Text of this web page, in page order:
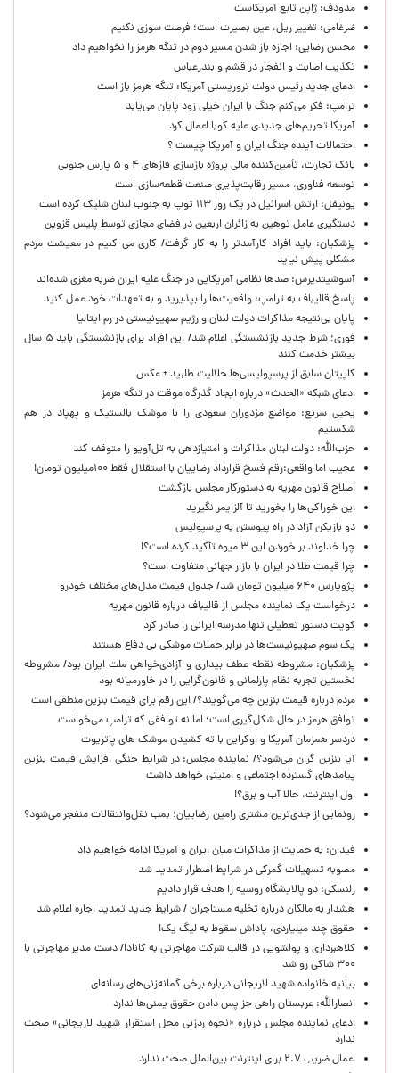
مدودف: ژاپن تابع آمریکاست
ضرغامی: تغییر ریل، عین بصیرت است؛ فرصت سوزی نکنیم
محسن رضایی: اجازه باز شدن مسیر دوم در تنگه هرمز را نخواهیم داد
تکذیب اصابت و انفجار در قشم و بندرعباس
ادعای جدید رئیس دولت تروریستی آمریکا: تنگه هرمز باز است
ترامپ: فکر می‌کنم جنگ با ایران خیلی زود پایان می‌یابد
آمریکا تحریم‌های جدیدی علیه کوبا اعمال کرد
احتمالات آینده جنگ ایران و آمریکا چیست ؟
بانک تجارت، تأمین‌کننده مالی پروژه بازسازی فازهای ۴ و ۵ پارس جنوبی
توسعه فناوری، مسیر رقابت‌پذیری صنعت قطعه‌سازی است
یونیفل: ارتش اسرائیل در یک روز ۱۱۳ توپ به جنوب لبنان شلیک کرده است
دستگیری عامل توهین به زائران اربعین در فضای مجازی توسط پلیس قزوین
پزشکیان: باید افراد کارآمدتر را به کار گرفت/ کاری می کنیم در معیشت مردم
مشکلی پیش نیاید
آسوشیتدپرس: صدها نظامی آمریکایی در جنگ علیه ایران ضربه مغزی شده‌اند
پاسخ قالیباف به ترامپ: واقعیت‌ها را بپذیرید و به تعهدات خود عمل کنید
پایان بی‌نتیجه مذاکرات دولت لبنان و رژیم صهیونیستی در رم ایتالیا
فوری؛ شرط جدید بازنشستگی اعلام شد/ این افراد برای بازنشستگی باید ۵ سال
بیشتر خدمت کنند
کاپیتان سابق از پرسپولیسی‌ها حلالیت طلبید + عکس
ادعای شبکه «الحدث» درباره ایجاد گذرگاه موقت در تنگه هرمز
یحیی سریع: مواضع مزدوران سعودی را با موشک بالستیک و پهپاد در هم
شکستیم
حزب‌الله: دولت لبنان مذاکرات و امتیازدهی به تل‌آویو را متوقف کند
عجیب اما واقعی:رقم فسخ قرارداد رضاییان با استقلال فقط ۱۰۰میلیون تومان!
اصلاح قانون مهریه به دستورکار مجلس بازگشت
این خوراکی‌ها را بخورید تا آلزایمر نگیرید
دو بازیکن آزاد در راه پیوستن به پرسپولیس
چرا خداوند بر خوردن این ۳ میوه تأکید کرده است؟!
چرا قیمت طلا در ایران با بازار جهانی متفاوت است؟
پژوپارس ۶۴۰ میلیون تومان شد/ جدول قیمت مدل‌های مختلف خودرو
درخواست یک نماینده مجلس از قالیباف درباره قانون مهریه
کویت دستور تعطیلی تنها مدرسه ایرانی را صادر کرد
یک‌ سوم صهیونیست‌ها در برابر حملات موشکی بی دفاع هستند
پزشکیان: مشروطه نقطه عطف بیداری و آزادی‌خواهی ملت ایران بود/ مشروطه
نخستین تجربه نظام پارلمانی و قانون‌گرایی را در خاورمیانه بود
مردم درباره قیمت بنزین چه می‌گویند؟/ این رقم برای قیمت بنزین منطقی است
توافق هرمز در حال شکل‌گیری است؛ اما نه توافقی که ترامپ می‌خواست
دردسر همزمان آمریکا و اوکراین با ته کشیدن موشک های پاتریوت
آیا بنزین گران می‌شود؟/ نماینده مجلس: در شرایط جنگی افزایش قیمت بنزین
پیامدهای گسترده اجتماعی و امنیتی خواهد داشت
اول اینترنت، حالا آب و برق؟!
رونمایی از جدی‌ترین مشتری رامین رضاییان؛ بمب نقل‌وانتقالات منفجر می‌شود؟
فیدان: به حمایت از مذاکرات میان ایران و آمریکا ادامه خواهیم داد
مصوبه تسهیلات گمرکی در شرایط اضطرار تمدید شد
زلنسکی: دو پالایشگاه روسیه را هدف قرار دادیم
هشدار به مالکان درباره تخلیه مستاجران / شرایط جدید تمدید اجاره اعلام شد
حقوق چند میلیاردی، پاداش سقوط به لیگ یک!
کلاهبرداری و پولشویی در قالب شرکت مهاجرتی به کانادا/ دست مدیر مهاجرتی با
۳۰۰ شاکی رو شد
بیانیه خانواده شهید لاریجانی درباره برخی گمانه‌زنی‌های رسانه‌ای
انصارالله: عربستان راهی جز پس دادن حقوق یمنی‌ها ندارد
ادعای نماینده مجلس درباره «نحوه ردزنی محل استقرار شهید لاریجانی» صحت
ندارد
اعمال ضریب ۲.۷ برای اینترنت بین‌الملل صحت ندارد